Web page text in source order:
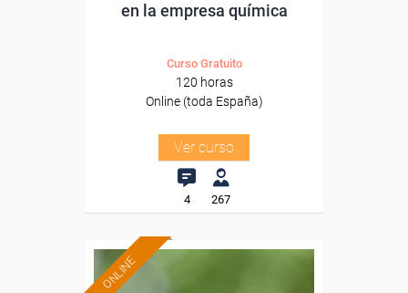
en la empresa química
Curso Gratuito
120 horas
Online (toda España)
Ver curso
4 267
ONLINE